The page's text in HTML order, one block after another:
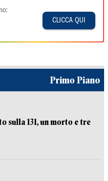
CLICCA QUI
Primo Piano
sulla 131, un morto e tre